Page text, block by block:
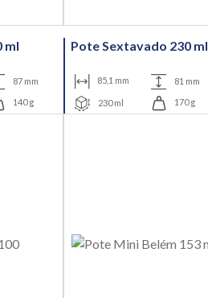
ml
87 mm
140 g
Pote Sextavado 230 ml
85,1 mm 81 mm
230 ml 170 g